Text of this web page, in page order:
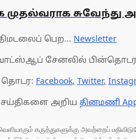
சுவேந்து
பெற... Newsletter
சேனலில்
Facebook, Twitter,
அறிய தினமணி
கருத்துகளுக்கு அவற்றைப்